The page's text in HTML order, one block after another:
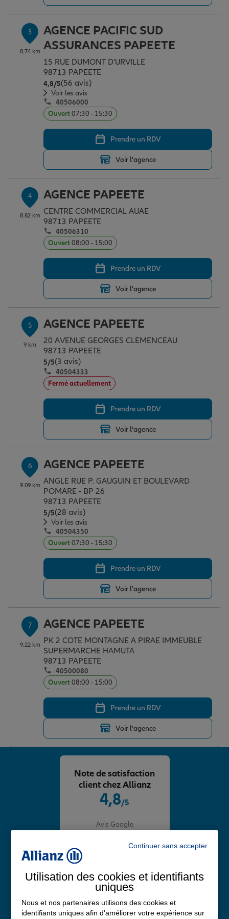
Garantie des accidents de la vie
Assurance scolaire
Protection juridique
Retraite
3
8.74 km
AGENCE PACIFIC SUD
ASSURANCES PAPEETE
15 RUE DUMONT D'URVILLE
98713 PAPEETE
4,8/5Note de 4.8 sur 5
(56 avis)
Voir les avis
40506000
Ouvert07:30 - 15:30
Prendre un RDV
Voir l'agence
4
8.82 km
AGENCE PAPEETE
CENTRE COMMERCIAL AUAE
98713 PAPEETE
40506310
Ouvert08:00 - 15:00
Prendre un RDV
Voir l'agence
5
9 km
AGENCE PAPEETE
20 AVENUE GEORGES CLEMENCEAU
98713 PAPEETE
5/5Note de 5 sur 5
(3 avis)
40504333
Fermé actuellement
Prendre un RDV
Voir l'agence
6
9.09 km
AGENCE PAPEETE
ANGLE RUE P. GAUGUIN ET BOULEVARD
POMARE - BP 26
98713 PAPEETE
5/5Note de 5 sur 5
(28 avis)
Voir les avis
40504350
Ouvert07:30 - 15:30
Prendre un RDV
Voir l'agence
7
9.22 km
AGENCE PAPEETE
PK 2 COTE MONTAGNE A PIRAE IMMEUBLE
SUPERMARCHE HAMUTA
98713 PAPEETE
40500080
Ouvert08:00 - 15:00
Prendre un RDV
Voir l'agence
4,8/5
Avis Google
Note de satisfaction
client chez Allianz
Continuer sans accepter
Utilisation des cookies et identifiants
uniques
Nous et nos partenaires utilisons des cookies et
identifiants uniques afin d'améliorer votre expérience sur